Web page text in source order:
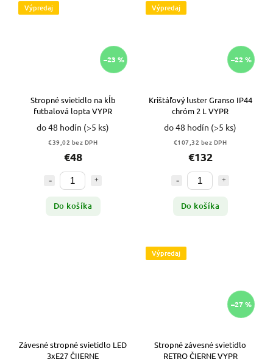
Výpredaj
–23 %
Stropné svietidlo na kĺb
futbalová lopta VYPR
do 48 hodín (>5 ks)
€39,02 bez DPH
€48
Do košíka
Výpredaj
–22 %
Krištáľový luster Granso IP44
chróm 2 L VYPR
do 48 hodín (>5 ks)
€107,32 bez DPH
€132
Do košíka
Závesné stropné svietidlo LED
3xE27 ČIIERNE
Výpredaj
–27 %
Stropné závesné svietidlo
RETRO ČIERNE VYPR